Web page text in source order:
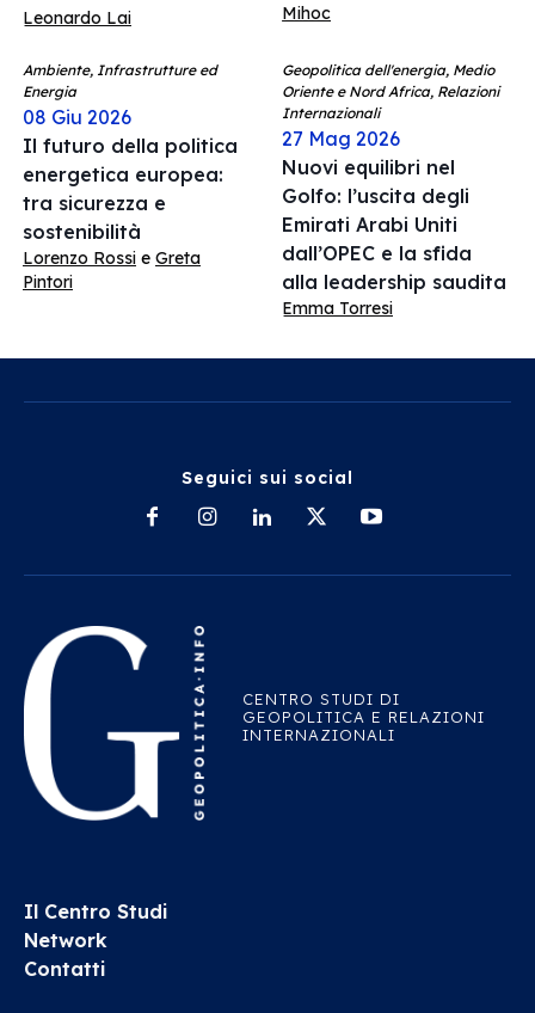
Leonardo Lai
Mihoc
Ambiente, Infrastrutture ed
Energia
08 Giu 2026
Il futuro della politica
energetica europea:
tra sicurezza e
sostenibilità
Lorenzo Rossi e Greta
Pintori
Geopolitica dell'energia, Medio
Oriente e Nord Africa, Relazioni
Internazionali
27 Mag 2026
Nuovi equilibri nel
Golfo: l’uscita degli
Emirati Arabi Uniti
dall’OPEC e la sfida
alla leadership saudita
Emma Torresi
Seguici sui social
CENTRO STUDI DI
GEOPOLITICA E RELAZIONI
INTERNAZIONALI
Il Centro Studi
Network
Contatti